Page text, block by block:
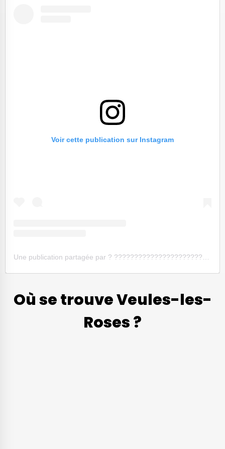
Voir cette publication sur Instagram
Où se trouve Veules-les-
Roses ?